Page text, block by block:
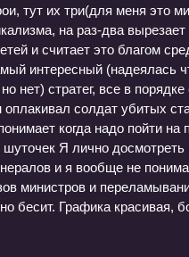
тут их три(для меня это
на раз-два
и считает это благом
интересный (надеялась
нет) стратег, все в
оплакивал солдат убитых
когда надо пойти на
Я лично досмотреть
и я вообще не
министров и
бесит. Графика красивая,